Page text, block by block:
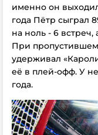
именно он
года Пётр сыграл
на ноль - 6 встреч,
При
удерживал
её в плей-офф. У
года.